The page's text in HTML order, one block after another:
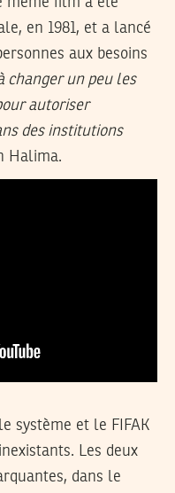
en 1981, et a lancé
aux besoins
changer un peu les
autoriser
des institutions
Halima.
système et le FIFAK
Les deux
dans le